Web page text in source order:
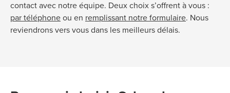
contact avec notre équipe. Deux choix s’offrent à vous :
par téléphone ou en remplissant notre formulaire. Nous
reviendrons vers vous dans les meilleurs délais.